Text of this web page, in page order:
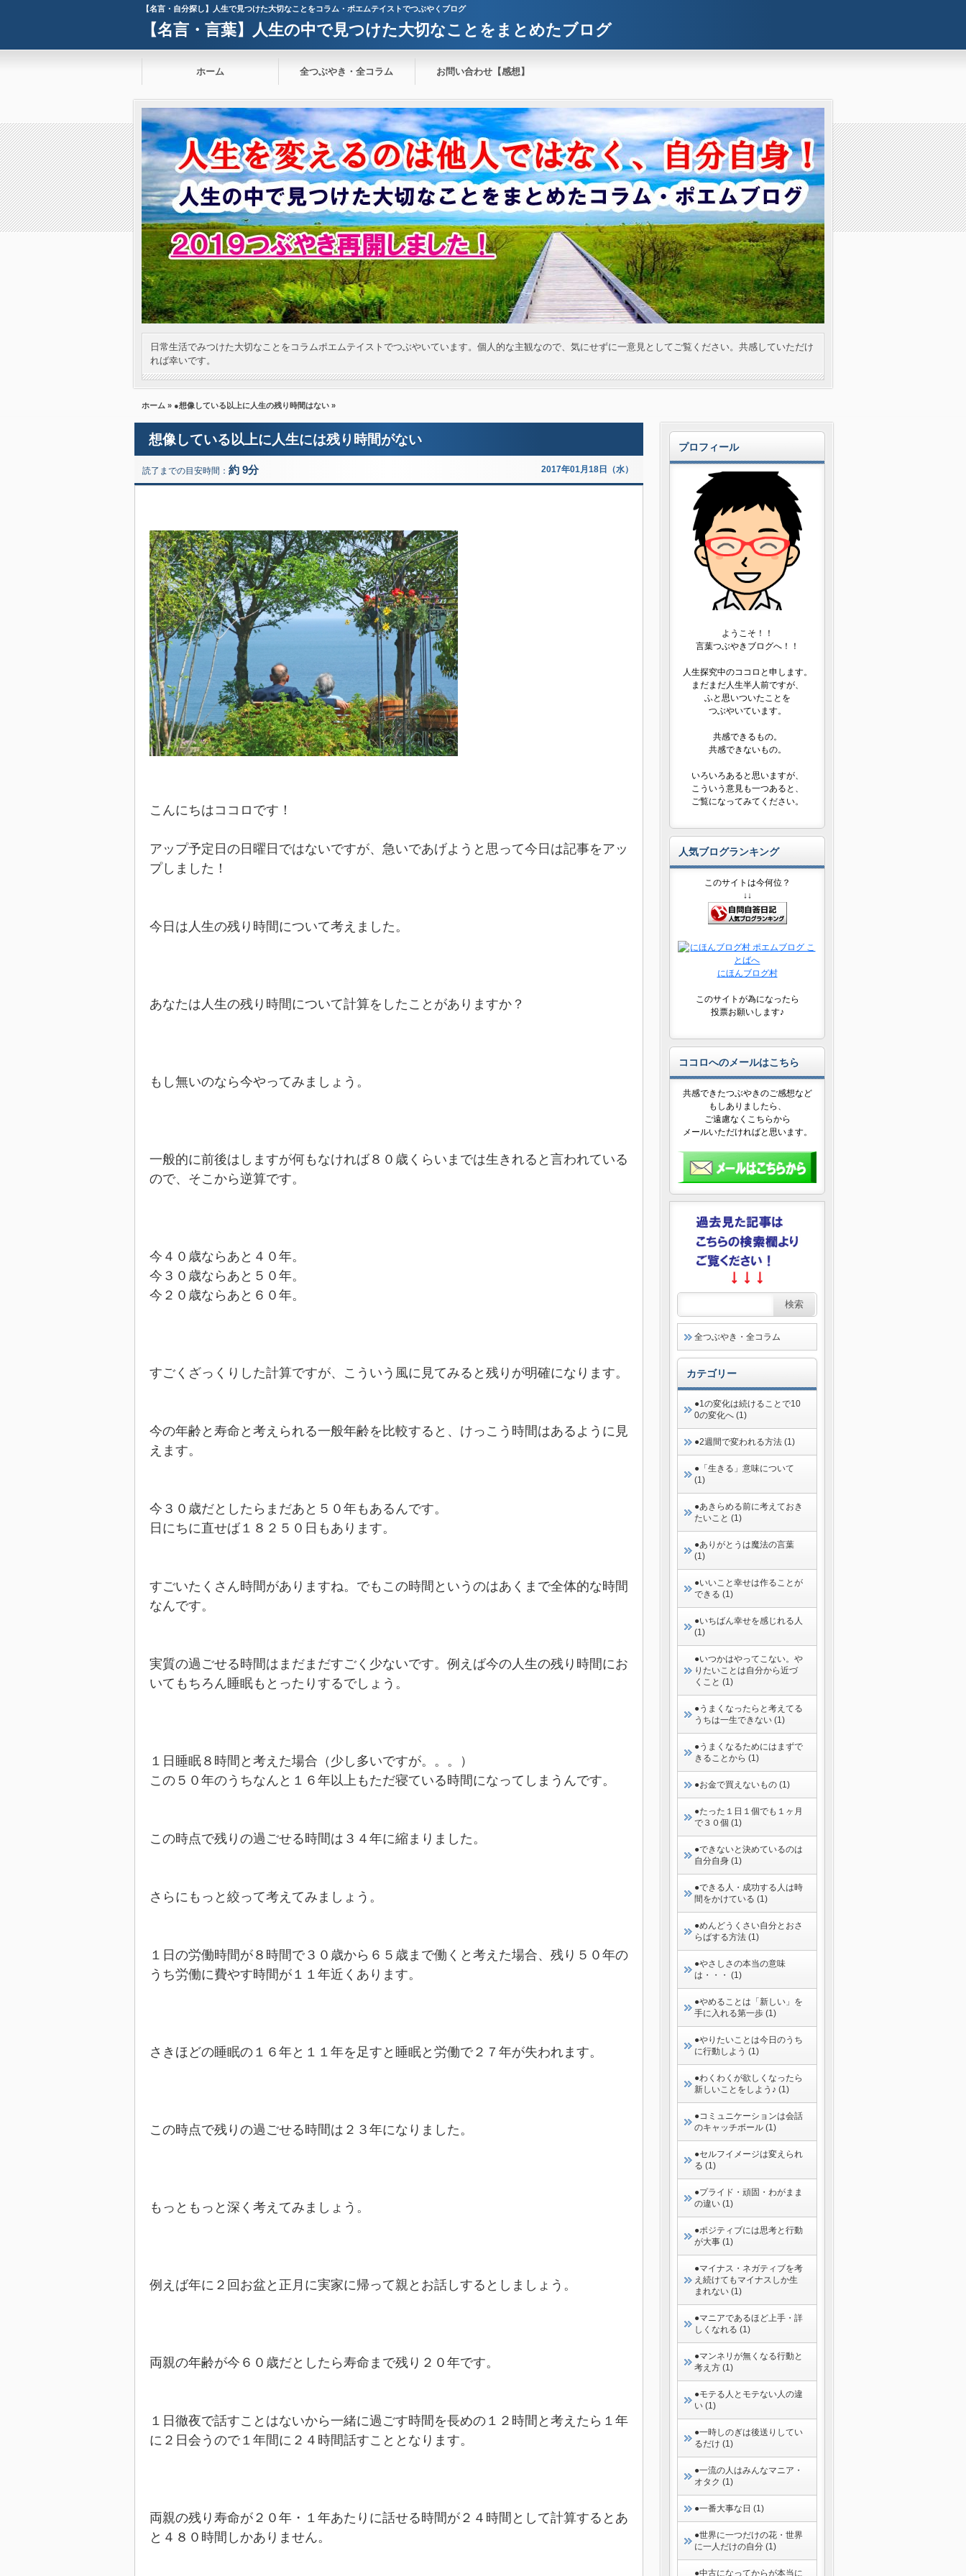
【名言・自分探し】人生で見つけた大切なことをコラム・ポエムテイストでつぶやくブログ
【名言・言葉】人生の中で見つけた大切なことをまとめたブログ
ホーム 全つぶやき・全コラム お問い合わせ【感想】
日常生活でみつけた大切なことをコラムポエムテイストでつぶやいています。個人的な主観なので、気にせずに一意見としてご覧ください。共感していただけ
れば幸いです。
ホーム » ●想像している以上に人生の残り時間はない »
想像している以上に人生には残り時間がない
読了までの目安時間： 約 9分 2017年01月18日（水）
こんにちはココロです！
アップ予定日の日曜日ではないですが、急いであげようと思って今日は記事をアッ
プしました！
今日は人生の残り時間について考えました。
あなたは人生の残り時間について計算をしたことがありますか？
もし無いのなら今やってみましょう。
一般的に前後はしますが何もなければ８０歳くらいまでは生きれると言われている
ので、そこから逆算です。
今４０歳ならあと４０年。
今３０歳ならあと５０年。
今２０歳ならあと６０年。
すごくざっくりした計算ですが、こういう風に見てみると残りが明確になります。
今の年齢と寿命と考えられる一般年齢を比較すると、けっこう時間はあるように見
えます。
今３０歳だとしたらまだあと５０年もあるんです。
日にちに直せば１８２５０日もあります。
すごいたくさん時間がありますね。でもこの時間というのはあくまで全体的な時間
なんです。
実質の過ごせる時間はまだまだすごく少ないです。例えば今の人生の残り時間にお
いてもちろん睡眠もとったりするでしょう。
１日睡眠８時間と考えた場合（少し多いですが。。。）
この５０年のうちなんと１６年以上もただ寝ている時間になってしまうんです。
この時点で残りの過ごせる時間は３４年に縮まりました。
さらにもっと絞って考えてみましょう。
１日の労働時間が８時間で３０歳から６５歳まで働くと考えた場合、残り５０年の
うち労働に費やす時間が１１年近くあります。
さきほどの睡眠の１６年と１１年を足すと睡眠と労働で２７年が失われます。
この時点で残りの過ごせる時間は２３年になりました。
もっともっと深く考えてみましょう。
例えば年に２回お盆と正月に実家に帰って親とお話しするとしましょう。
両親の年齢が今６０歳だとしたら寿命まで残り２０年です。
１日徹夜で話すことはないから一緒に過ごす時間を長めの１２時間と考えたら１年
に２日会うので１年間に２４時間話すこととなります。
両親の残り寿命が２０年・１年あたりに話せる時間が２４時間として計算するとあ
と４８０時間しかありません。
プロフィール
ようこそ！！
言葉つぶやきブログへ！！
人生探究中のココロと申します。
まだまだ人生半人前ですが、
ふと思いついたことを
つぶやいています。
共感できるもの。
共感できないもの。
いろいろあると思いますが、
こういう意見も一つあると、
ご覧になってみてください。
人気ブログランキング
このサイトは今何位？
↓↓
にほんブログ村
このサイトが為になったら
投票お願いします♪
ココロへのメールはこちら
共感できたつぶやきのご感想など
もしありましたら、
ご遠慮なくこちらから
メールいただければと思います。
全つぶやき・全コラム
カテゴリー
●1の変化は続けることで10
0の変化へ (1)
●2週間で変われる方法 (1)
●「生きる」意味について
(1)
●あきらめる前に考えておき
たいこと (1)
●ありがとうは魔法の言葉
(1)
●いいこと幸せは作ることが
できる (1)
●いちばん幸せを感じれる人
(1)
●いつかはやってこない。や
りたいことは自分から近づ
くこと (1)
●うまくなったらと考えてる
うちは一生できない (1)
●うまくなるためにはまずで
きることから (1)
●お金で買えないもの (1)
●たった１日１個でも１ヶ月
で３０個 (1)
●できないと決めているのは
自分自身 (1)
●できる人・成功する人は時
間をかけている (1)
●めんどうくさい自分とおさ
らばする方法 (1)
●やさしさの本当の意味
は・・・ (1)
●やめることは「新しい」を
手に入れる第一歩 (1)
●やりたいことは今日のうち
に行動しよう (1)
●わくわくが欲しくなったら
新しいことをしよう♪ (1)
●コミュニケーションは会話
のキャッチボール (1)
●セルフイメージは変えられ
る (1)
●プライド・頑固・わがまま
の違い (1)
●ポジティブには思考と行動
が大事 (1)
●マイナス・ネガティブを考
え続けてもマイナスしか生
まれない (1)
●マニアであるほど上手・詳
しくなれる (1)
●マンネリが無くなる行動と
考え方 (1)
●モテる人とモテない人の違
い (1)
●一時しのぎは後送りしてい
るだけ (1)
●一流の人はみんなマニア・
オタク (1)
●一番大事な日 (1)
●世界に一つだけの花・世界
に一人だけの自分 (1)
●中古になってからが本当に